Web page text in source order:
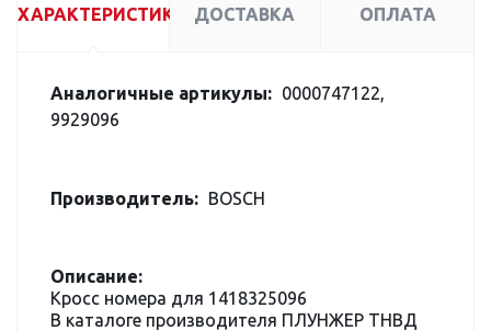
ХАРАКТЕРИСТИКИ ДОСТАВКА ОПЛАТА
Аналогичные артикулы: 0000747122,
9929096
Производитель: BOSCH
Описание:
Кросс номера для 1418325096
В каталоге производителя ПЛУНЖЕР ТНВД